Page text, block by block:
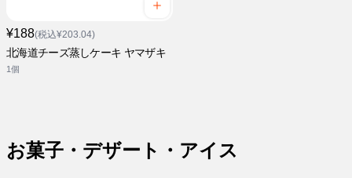
¥188(税込¥203.04)
北海道チーズ蒸しケーキ ヤマザキ
1個
お菓子・デザート・アイス